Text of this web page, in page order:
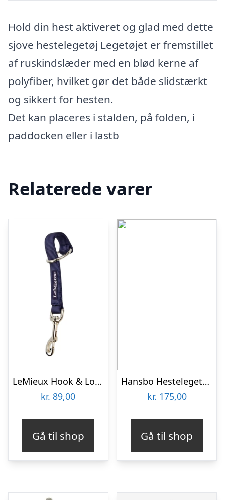
Hold din hest aktiveret og glad med dette
sjove hestelegetøj Legetøjet er fremstillet
af ruskindslæder med en blød kerne af
polyfiber, hvilket gør det både slidstærkt
og sikkert for hesten.
Det kan placeres i stalden, på folden, i
paddocken eller i lastb
Relaterede varer
LeMieux Hook & Loop strop – Navy
kr. 89,00
Gå til shop
Hansbo Hestelegetøj – Enhjørning
kr. 175,00
Gå til shop